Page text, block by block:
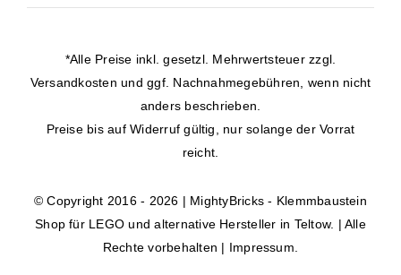
*Alle Preise inkl. gesetzl. Mehrwertsteuer zzgl.
Versandkosten und ggf. Nachnahmegebühren, wenn nicht
anders beschrieben.
Preise bis auf Widerruf gültig, nur solange der Vorrat
reicht.
© Copyright 2016 - 2026 | MightyBricks - Klemmbaustein
Shop für LEGO und alternative Hersteller in Teltow. | Alle
Rechte vorbehalten | Impressum.